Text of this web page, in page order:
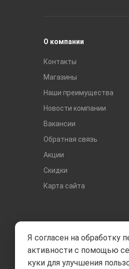
О компании
Контакты
Магазины
Наши преимущества
Новости компании
Вакансии
Обратная связь
Акции
Скидки
Карта сайта
Я согласен на обработку
активности с помощью
куки для улучшения